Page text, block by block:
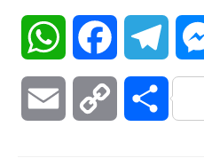
WhatsAppFacebook
Email Copy